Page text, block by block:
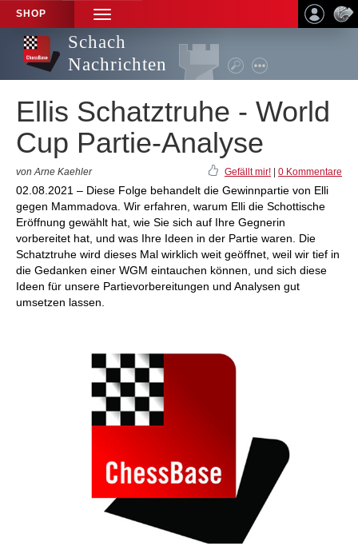
SHOP
TOGGLE
NAVIGATION
Schach
Nachrichten
Ellis Schatztruhe - World
Cup Partie-Analyse
von Arne Kaehler Gefällt mir! 0 Kommentare
02.08.2021 – Diese Folge behandelt die Gewinnpartie von Elli
gegen Mammadova. Wir erfahren, warum Elli die Schottische
Eröffnung gewählt hat, wie Sie sich auf Ihre Gegnerin
vorbereitet hat, und was Ihre Ideen in der Partie waren. Die
Schatztruhe wird dieses Mal wirklich weit geöffnet, weil wir tief in
die Gedanken einer WGM eintauchen können, und sich diese
Ideen für unsere Partievorbereitungen und Analysen gut
umsetzen lassen.